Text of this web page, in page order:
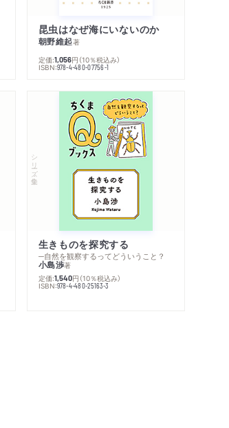
昆虫はなぜ海にいないのか
朝野維起著
定価:1,056円 （10％税込み）
ISBN:978-4-480-07756-1
シリーズ・全集
生きものを探究する
─自然を観察するってどういうこと？
小島渉著
定価:1,540円 （10％税込み）
ISBN:978-4-480-25163-3